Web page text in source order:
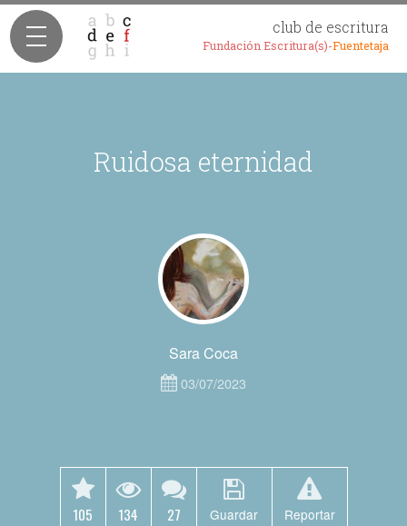
club de escritura
Fundación Escritura(s)-Fuentetaja
Ruidosa eternidad
Sara Coca
03/07/2023
105 134 27 Guardar Reportar